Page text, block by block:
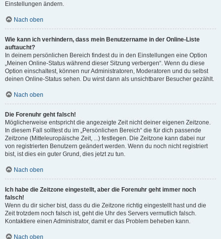
Einstellungen ändern.
Nach oben
Wie kann ich verhindern, dass mein Benutzername in der Online-Liste
auftaucht?
In deinem persönlichen Bereich findest du in den Einstellungen eine Option
„Meinen Online-Status während dieser Sitzung verbergen“. Wenn du diese
Option einschaltest, können nur Administratoren, Moderatoren und du selbst
deinen Online-Status sehen. Du wirst dann als unsichtbarer Besucher gezählt.
Nach oben
Die Forenuhr geht falsch!
Möglicherweise entspricht die angezeigte Zeit nicht deiner eigenen Zeitzone.
In diesem Fall solltest du im „Persönlichen Bereich“ die für dich passende
Zeitzone (Mitteleuropäische Zeit, ...) festlegen. Die Zeitzone kann dabei nur
von registrierten Benutzern geändert werden. Wenn du noch nicht registriert
bist, ist dies ein guter Grund, dies jetzt zu tun.
Nach oben
Ich habe die Zeitzone eingestellt, aber die Forenuhr geht immer noch
falsch!
Wenn du dir sicher bist, dass du die Zeitzone richtig eingestellt hast und die
Zeit trotzdem noch falsch ist, geht die Uhr des Servers vermutlich falsch.
Kontaktiere einen Administrator, damit er das Problem beheben kann.
Nach oben